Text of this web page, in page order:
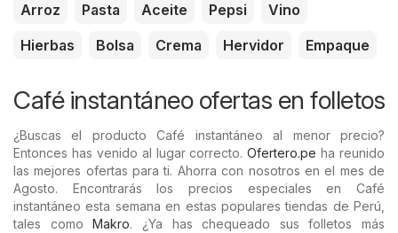
Arroz
Pasta Aceite Pepsi
Vino
Hierbas
Bolsa Crema Hervidor Empaque
Café instantáneo ofertas en folletos
¿Buscas el producto Café instantáneo al menor precio?
Entonces has venido al lugar correcto.Ofertero.pe ha reunido
las mejores ofertas para ti. Ahorra con nosotros en el mes de
Agosto. Encontrarás los precios especiales en Café
instantáneo esta semana en estas populares tiendas de Perú,
tales comoMakro. ¿Ya has chequeado sus folletos más